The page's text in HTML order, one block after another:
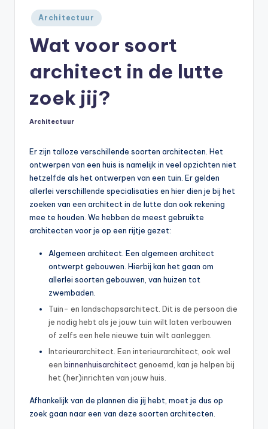
Geplaatst
in
Architectuur
Wat voor soort
architect in de lutte
zoek jij?
Geplaatst
Architectuur
Er zijn talloze verschillende soorten architecten. Het
ontwerpen van een huis is namelijk in veel opzichten niet
hetzelfde als het ontwerpen van een tuin. Er gelden
allerlei verschillende specialisaties en hier dien je bij het
zoeken van een architect in de lutte dan ook rekening
mee te houden. We hebben de meest gebruikte
architecten voor je op een rijtje gezet:
Algemeen architect. Een algemeen architect
ontwerpt gebouwen. Hierbij kan het gaan om
allerlei soorten gebouwen, van huizen tot
zwembaden.
Tuin- en landschapsarchitect. Dit is de persoon die
je nodig hebt als je jouw tuin wilt laten verbouwen
of zelfs een hele nieuwe tuin wilt aanleggen.
Interieurarchitect. Een interieurarchitect, ook wel
een binnenhuisarchitect genoemd, kan je helpen bij
het (her)inrichten van jouw huis.
Afhankelijk van de plannen die jij hebt, moet je dus op
zoek gaan naar een van deze soorten architecten.